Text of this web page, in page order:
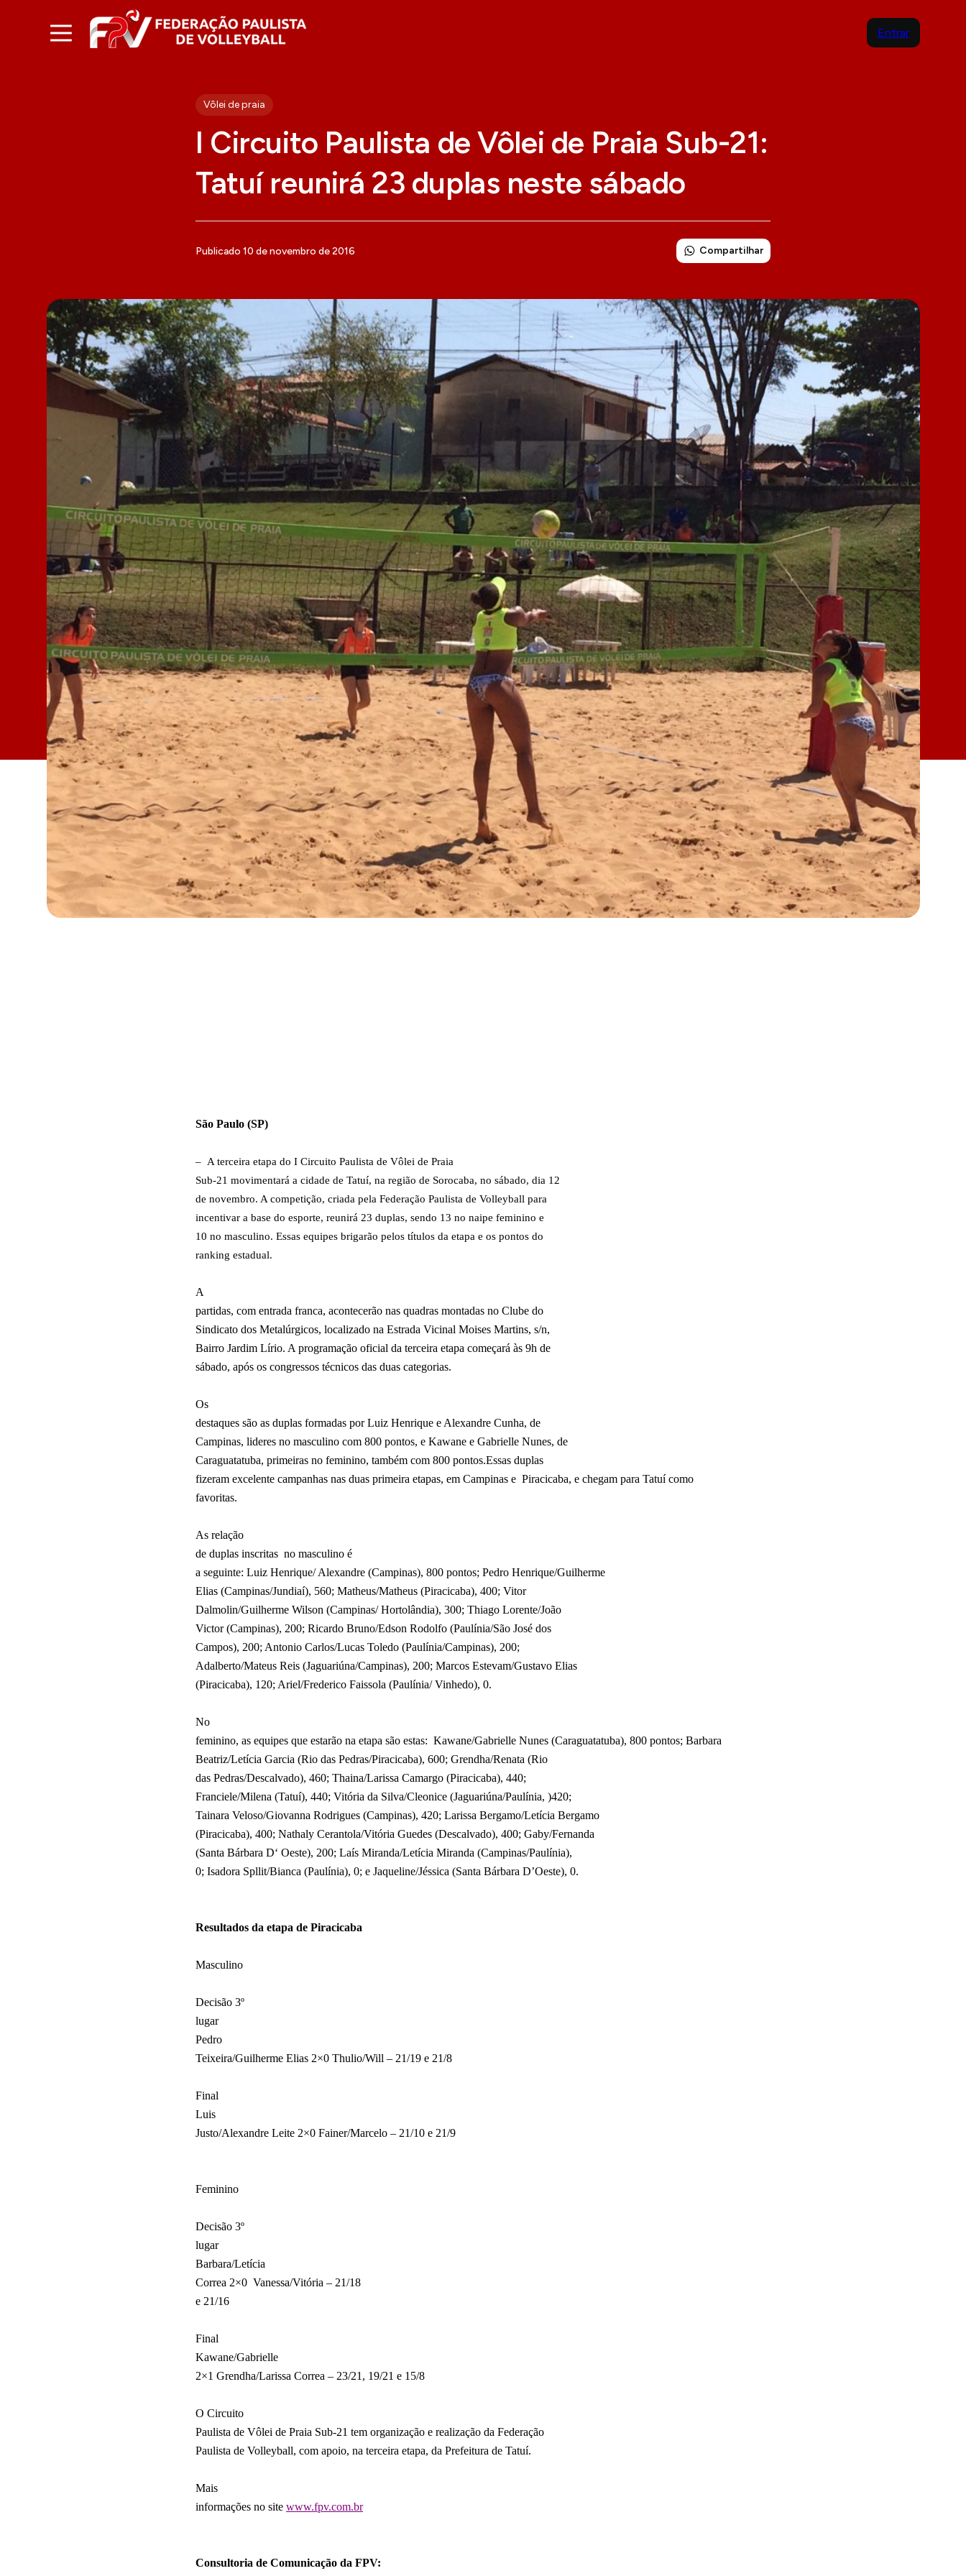
Entrar
Vôlei de praia
I Circuito Paulista de Vôlei de Praia Sub-21:
Tatuí reunirá 23 duplas neste sábado
Publicado 10 de novembro de 2016 Compartilhar
São Paulo (SP)
– A terceira etapa do I Circuito Paulista de Vôlei de Praia
Sub-21 movimentará a cidade de Tatuí, na região de Sorocaba, no sábado, dia 12
de novembro. A competição, criada pela Federação Paulista de Volleyball para
incentivar a base do esporte, reunirá 23 duplas, sendo 13 no naipe feminino e
10 no masculino. Essas equipes brigarão pelos títulos da etapa e os pontos do
ranking estadual.
A
partidas, com entrada franca, acontecerão nas quadras montadas no Clube do
Sindicato dos Metalúrgicos, localizado na Estrada Vicinal Moises Martins, s/n,
Bairro Jardim Lírio. A programação oficial da terceira etapa começará às 9h de
sábado, após os congressos técnicos das duas categorias.
Os
destaques são as duplas formadas por Luiz Henrique e Alexandre Cunha, de
Campinas, lideres no masculino com 800 pontos, e Kawane e Gabrielle Nunes, de
Caraguatatuba, primeiras no feminino, também com 800 pontos.Essas duplas
fizeram excelente campanhas nas duas primeira etapas, em Campinas e Piracicaba, e chegam para Tatuí como
favoritas.
As relação
de duplas inscritas no masculino é
a seguinte: Luiz Henrique/ Alexandre (Campinas), 800 pontos; Pedro Henrique/Guilherme
Elias (Campinas/Jundiaí), 560; Matheus/Matheus (Piracicaba), 400; Vitor
Dalmolin/Guilherme Wilson (Campinas/ Hortolândia), 300; Thiago Lorente/João
Victor (Campinas), 200; Ricardo Bruno/Edson Rodolfo (Paulínia/São José dos
Campos), 200; Antonio Carlos/Lucas Toledo (Paulínia/Campinas), 200;
Adalberto/Mateus Reis (Jaguariúna/Campinas), 200; Marcos Estevam/Gustavo Elias
(Piracicaba), 120; Ariel/Frederico Faissola (Paulínia/ Vinhedo), 0.
No
feminino, as equipes que estarão na etapa são estas: Kawane/Gabrielle Nunes (Caraguatatuba), 800 pontos; Barbara
Beatriz/Letícia Garcia (Rio das Pedras/Piracicaba), 600; Grendha/Renata (Rio
das Pedras/Descalvado), 460; Thaina/Larissa Camargo (Piracicaba), 440;
Franciele/Milena (Tatuí), 440; Vitória da Silva/Cleonice (Jaguariúna/Paulínia, )420;
Tainara Veloso/Giovanna Rodrigues (Campinas), 420; Larissa Bergamo/Letícia Bergamo
(Piracicaba), 400; Nathaly Cerantola/Vitória Guedes (Descalvado), 400; Gaby/Fernanda
(Santa Bárbara D‘ Oeste), 200; Laís Miranda/Letícia Miranda (Campinas/Paulínia),
0; Isadora Spllit/Bianca (Paulínia), 0; e Jaqueline/Jéssica (Santa Bárbara D’Oeste), 0.
Resultados da etapa de Piracicaba
Masculino
Decisão 3º
lugar
Pedro
Teixeira/Guilherme Elias 2×0 Thulio/Will – 21/19 e 21/8
Final
Luis
Justo/Alexandre Leite 2×0 Fainer/Marcelo – 21/10 e 21/9
Feminino
Decisão 3º
lugar
Barbara/Letícia
Correa 2×0 Vanessa/Vitória – 21/18
e 21/16
Final
Kawane/Gabrielle
2×1 Grendha/Larissa Correa – 23/21, 19/21 e 15/8
O Circuito
Paulista de Vôlei de Praia Sub-21 tem organização e realização da Federação
Paulista de Volleyball, com apoio, na terceira etapa, da Prefeitura de Tatuí.
Mais
informações no site www.fpv.com.br
Consultoria de Comunicação da FPV: